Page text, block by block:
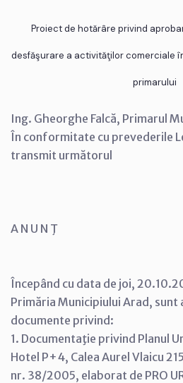
Proiect de hotărâre privind
desfăşurare a activităţilor comerciale
primarului
Ing. Gheorghe Falcă, Primarul
În conformitate cu prevederile
transmit următorul
A N U N Ţ
Începând cu data de joi,
Primăria Municipiului Arad,
documente privind:
1. Documentaţie privind Planul
Hotel P+4, Calea Aurel Vlaicu
nr. 38/2005, elaborat de PRO